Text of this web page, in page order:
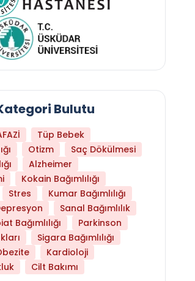
Bulutu
Tüp Bebek
Otizm
Saç Dökülmesi
Alzheimer
Kokain Bağımlılığı
Stres
Kumar Bağımlılığı
Sanal Bağımlılık
Bağımlılığı
Parkinson
Sigara Bağımlılığı
Kardioloji
Cilt Bakımı